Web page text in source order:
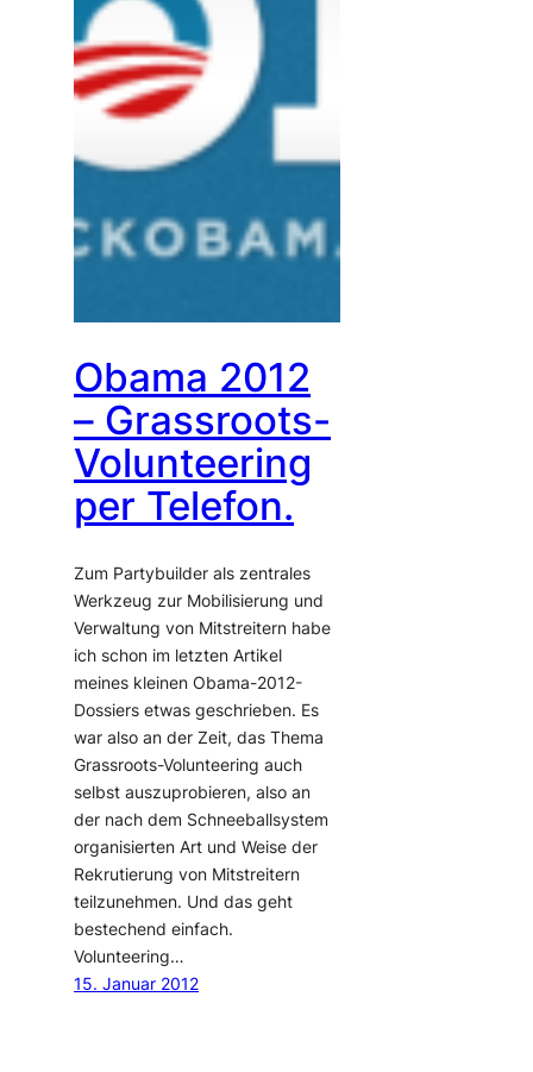
Obama 2012
– Grassroots-
Volunteering
per Telefon.
Zum Partybuilder als zentrales
Werkzeug zur Mobilisierung und
Verwaltung von Mitstreitern habe
ich schon im letzten Artikel
meines kleinen Obama-2012-
Dossiers etwas geschrieben. Es
war also an der Zeit, das Thema
Grassroots-Volunteering auch
selbst auszuprobieren, also an
der nach dem Schneeballsystem
organisierten Art und Weise der
Rekrutierung von Mitstreitern
teilzunehmen. Und das geht
bestechend einfach.
Volunteering…
15. Januar 2012